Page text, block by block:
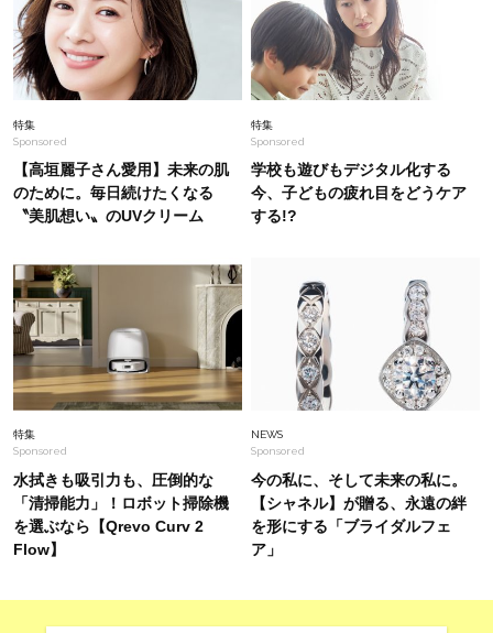
「無地Tだと垢抜けない…」を解消！40代のカラ
ーT、いちばん使える「色」は？〈3選〉
《ユニクロ》この夏頼れるUV対策名品6選
【#Fumio名品】
【モノトーン派40代の夏カジュアル】大人に似
合うスポサン＆スニーカーで〈3選〉
Beauty 2026.7.28
40代の透明感を底上げ【毛穴ケア】名品3選！石
井美穂さん「60本以上愛用中」のものも
特集
Sponsored
【高垣麗子さん愛用】未来の肌
のために。毎日続けたくなる
〝美肌想い〟のUVクリーム
特集
Sponsored
学校も遊びもデジタル化する
今、子どもの疲れ目をどうケア
する!?
特集
Sponsored
水拭きも吸引力も、圧倒的な
「清掃能力」！ロボット掃除機
を選ぶなら【Qrevo Curv 2
Flow】
NEWS
Sponsored
今の私に、そして未来の私に。
【シャネル】が贈る、永遠の絆
を形にする「ブライダルフェ
ア」